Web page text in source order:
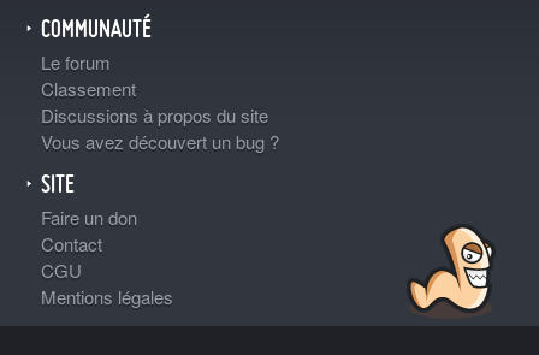
COMMUNAUTÉ
Le forum
Classement
Discussions à propos du site
Vous avez découvert un bug ?
SITE
Faire un don
Contact
CGU
Mentions légales